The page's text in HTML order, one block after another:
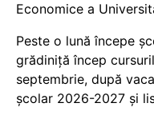
Economice a
Peste o lună începe
grădiniță încep
septembrie, după
școlar 2026-2027 și